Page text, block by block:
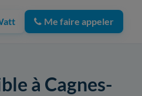
Me faire appeler
à Cagnes-